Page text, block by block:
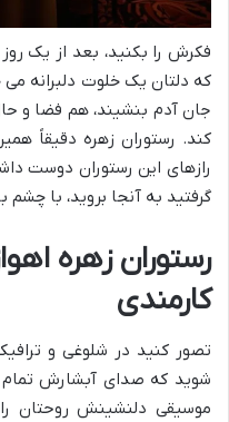
فکرش را بکنید، بعد از یک
که دلتان یک خلوت دلبرانه
جان آدم بنشیند، هم فضا و
کند. رستوران زهره دقیقاً
رازهای این رستوران دوست
گرفتید به آنجا بروید، با
رستوران زهره
کارمندی
تصور کنید در شلوغی و
شوید که صدای آبشارش
موسیقی دلنشینش روحتان